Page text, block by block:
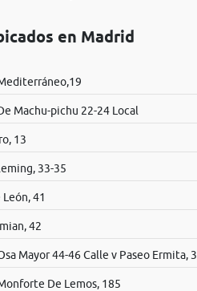
en Madrid
Machu-pichu 22-24 Local
13
33-35
41
42
Mayor 44-46 Calle v Paseo Ermita, 3
De Lemos, 185